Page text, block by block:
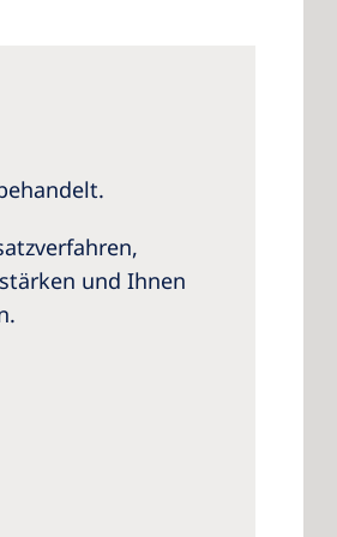
und Ihnen